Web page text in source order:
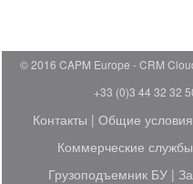
© 2016 CAPM Europe
CRM
+33 (0)3 44 32 32
Контакты | Общие условия
Коммерческие службы
Грузоподъемник БУ |